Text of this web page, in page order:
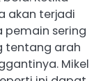
akan terjadi
pemain sering
tentang arah
Mikel